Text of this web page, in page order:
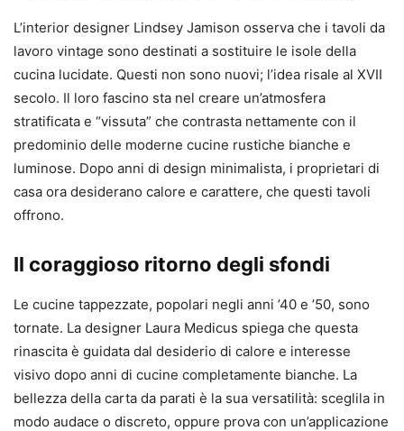
L’interior designer Lindsey Jamison osserva che i tavoli da
lavoro vintage sono destinati a sostituire le isole della
cucina lucidate. Questi non sono nuovi; l’idea risale al XVII
secolo. Il loro fascino sta nel creare un’atmosfera
stratificata e “vissuta” che contrasta nettamente con il
predominio delle moderne cucine rustiche bianche e
luminose. Dopo anni di design minimalista, i proprietari di
casa ora desiderano calore e carattere, che questi tavoli
offrono.
Il coraggioso ritorno degli sfondi
Le cucine tappezzate, popolari negli anni ’40 e ’50, sono
tornate. La designer Laura Medicus spiega che questa
rinascita è guidata dal desiderio di calore e interesse
visivo dopo anni di cucine completamente bianche. La
bellezza della carta da parati è la sua versatilità: sceglila in
modo audace o discreto, oppure prova con un’applicazione